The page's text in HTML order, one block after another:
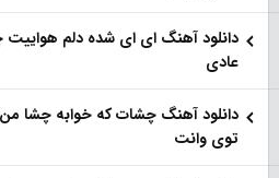
دانلود آهنگ ای ای شده دلم
عادی
دانلود آهنگ چشات که خوابه چشا من
توی وانت